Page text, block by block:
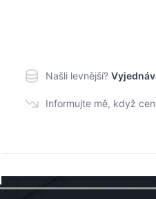
Našli levnější?
Informujte mě, když